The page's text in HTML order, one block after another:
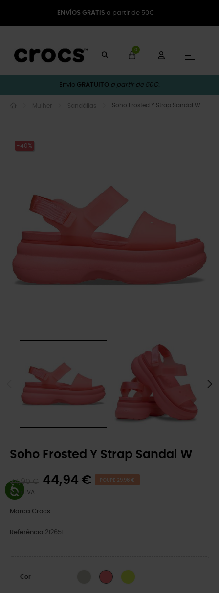
ENVÍOS GRATIS a partir de 50€
0
☰
Envio GRATUITO a partir de 50€.
Mulher Sandálias Soho Frosted Y Strap Sandal W
-40%
Soho Frosted Y Strap Sandal W
74,90 € 44,94 € POUPE 29,96 €
Com IVA
Marca Crocs
Referência 212651
Cor Guava Citrus